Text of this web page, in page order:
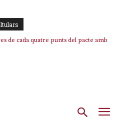
de cada quatre punts del pacte amb
català frena la caiguda de l’Estat a